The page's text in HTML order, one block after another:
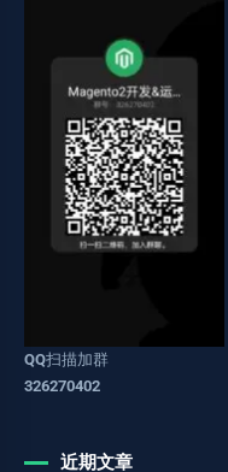
QQ扫描加群
326270402
近期文章